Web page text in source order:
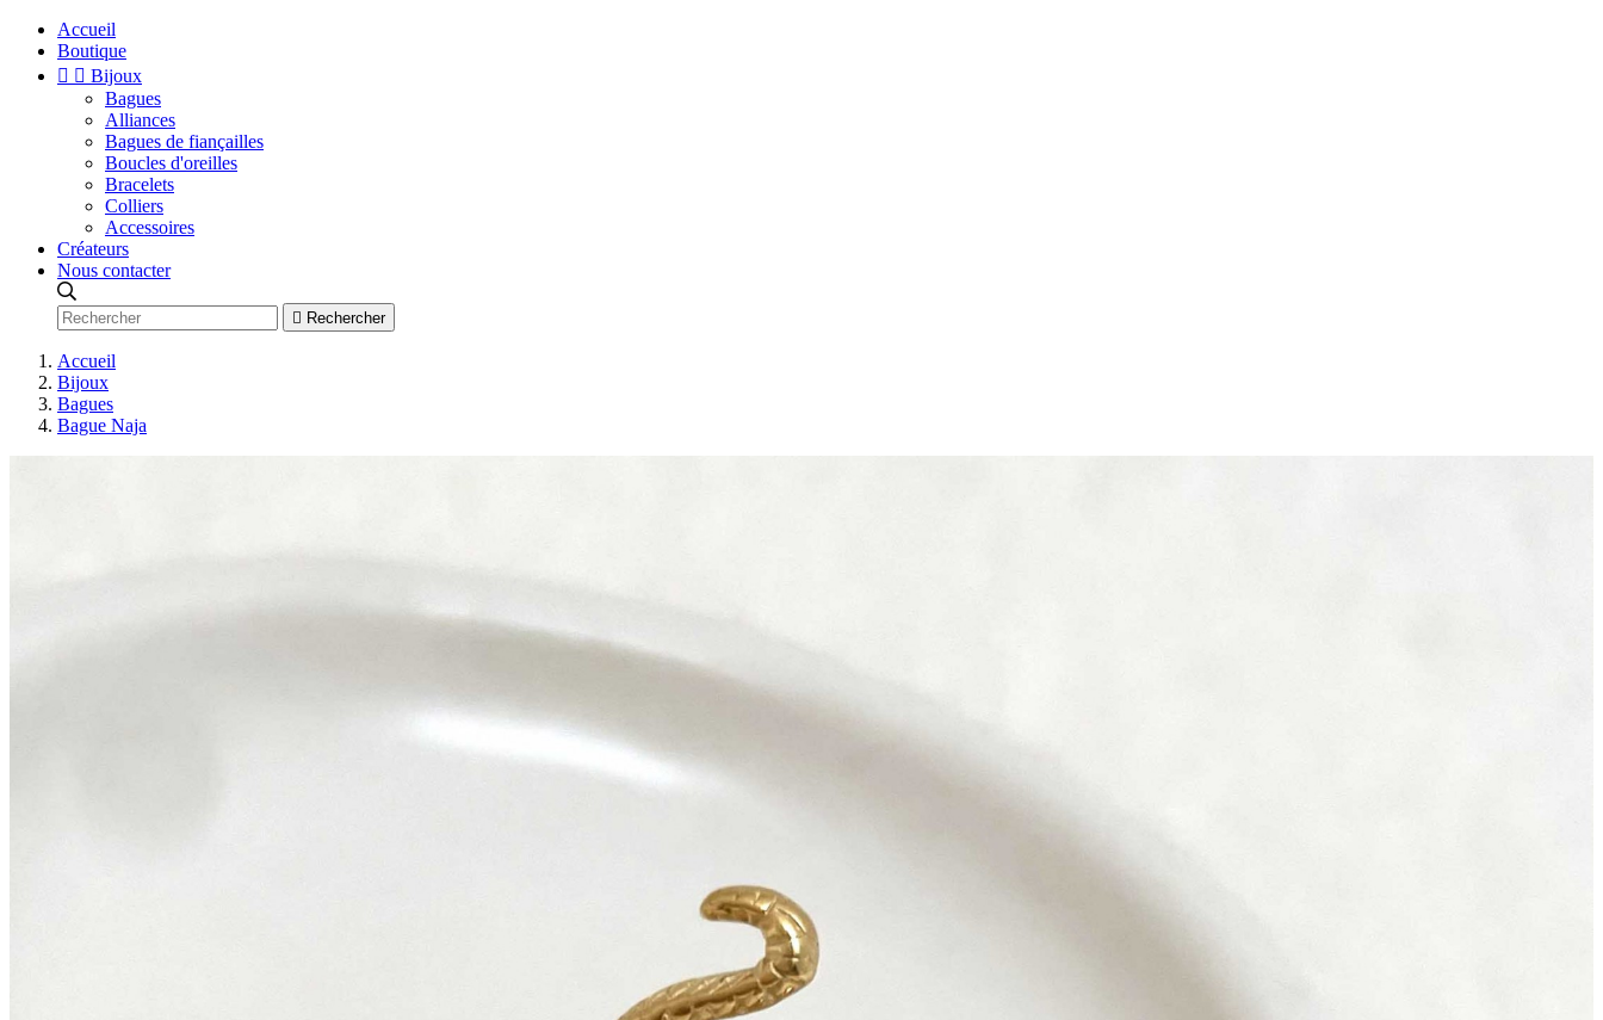
Accueil
Boutique
  Bijoux
Bagues
Alliances
Bagues de fiançailles
Boucles d'oreilles
Bracelets
Colliers
Accessoires
Créateurs
Nous contacter
 Rechercher
Accueil
Bijoux
Bagues
Bague Naja